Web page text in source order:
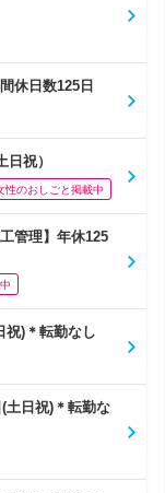
休日数125日
祝）
性のおしごと掲載中
管理】年休125
祝)＊転勤なし
土日祝)＊転勤な